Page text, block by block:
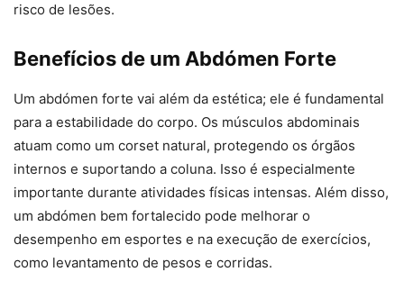
risco de lesões.
Benefícios de um Abdómen Forte
Um abdómen forte vai além da estética; ele é fundamental
para a estabilidade do corpo. Os músculos abdominais
atuam como um corset natural, protegendo os órgãos
internos e suportando a coluna. Isso é especialmente
importante durante atividades físicas intensas. Além disso,
um abdómen bem fortalecido pode melhorar o
desempenho em esportes e na execução de exercícios,
como levantamento de pesos e corridas.